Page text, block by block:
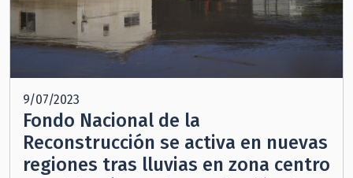
9/07/2023
Fondo Nacional de la
Reconstrucción se activa en nuevas
regiones tras lluvias en zona centro